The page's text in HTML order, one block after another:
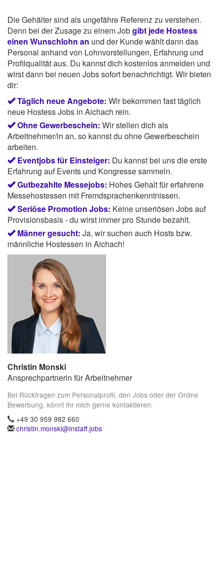
Die Gehälter sind als ungefähre Referenz zu verstehen.
Denn bei der Zusage zu einem Jobgibt jede Hostess
einen Wunschlohn an und der Kunde wählt dann das
Personal anhand von Lohnvorstellungen, Erfahrung und
Profilqualität aus. Du kannst dich kostenlos anmelden und
wirst dann bei neuen Jobs sofort benachrichtigt. Wir bieten
dir:
Täglich neue Angebote: Wir bekommen fast täglich
neue Hostess Jobs in Aichach rein.
Ohne Gewerbeschein: Wir stellen dich als
Arbeitnehmer/in an, so kannst du ohne Gewerbeschein
arbeiten.
Eventjobs für Einsteiger: Du kannst bei uns die erste
Erfahrung auf Events und Kongresse sammeln.
Gutbezahlte Messejobs: Hohes Gehalt für erfahrene
Messehostessen mit Fremdsprachenkenntnissen.
Seriöse Promotion Jobs: Keine unseriösen Jobs auf
Provisionsbasis - du wirst immer pro Stunde bezahlt.
Männer gesucht: Ja, wir suchen auch Hosts bzw.
männliche Hostessen in Aichach!
Christin Monski
Ansprechpartnerin für Arbeitnehmer
Bei Rückfragen zum Personalprofil, den Jobs oder der Online
Bewerbung, könnt ihr mich gerne kontaktieren.
+49 30 959 982 660
christin.monski@instaff.jobs